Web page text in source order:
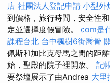
店 社團法人登記申請 小型外
到價格，旅行時間，安全性
定並選擇度假冒險。 com是
課程台北 台中楓樹6街喬骨
佩斯和加比克母馬之間的距
始，聖殿的院子裡開放。 記
要祭壇展示了由Andrea 大里